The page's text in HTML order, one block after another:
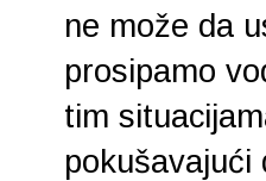
ne može da
prosipamo
tim